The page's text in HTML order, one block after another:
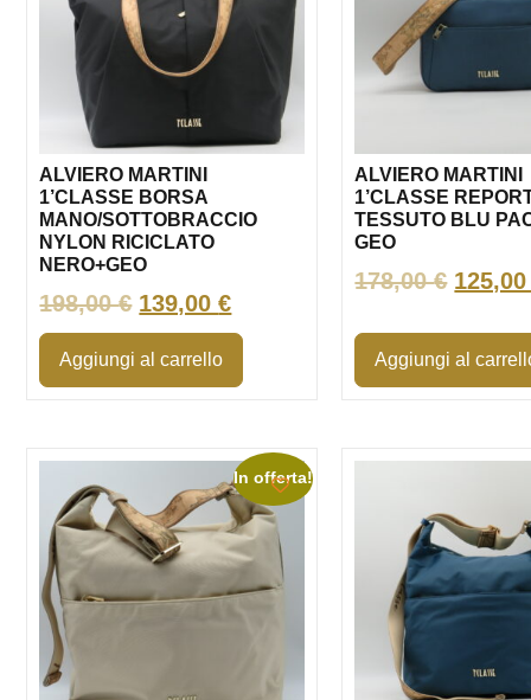
ALVIERO MARTINI
1’CLASSE BORSA
MANO/SOTTOBRACCIO
NYLON RICICLATO
NERO+GEO
198,00€ 139,00€
Aggiungi al carrello
ALVIERO MARTINI
1’CLASSE
TESSUTO BLU
GEO
178,00€
Aggiungi al
In offerta!